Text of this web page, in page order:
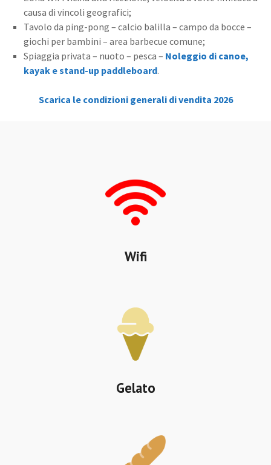
causa di vincoli geografici;
Tavolo da ping-pong – calcio balilla – campo da bocce –
giochi per bambini – area barbecue comune;
Spiaggia privata – nuoto – pesca – Noleggio di canoe,
kayak e stand-up paddleboard.
Scarica le condizioni generali di vendita 2026
Wifi
Gelato